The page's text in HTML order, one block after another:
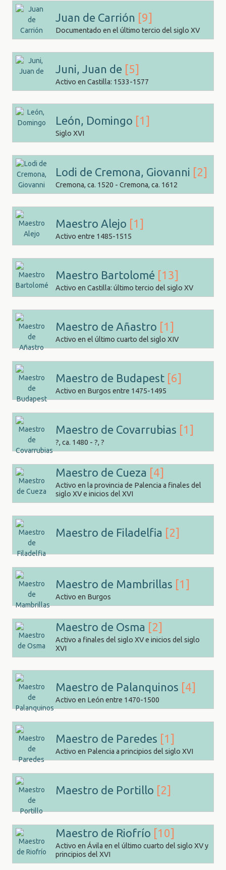
Juan de Carrión [9]
Documentado en el último tercio del siglo XV
Juni, Juan de [5]
Activo en Castilla: 1533-1577
León, Domingo [1]
Siglo XVI
Lodi de Cremona, Giovanni [2]
Cremona, ca. 1520 - Cremona, ca. 1612
Maestro Alejo [1]
Activo entre 1485-1515
Maestro Bartolomé [13]
Activo en Castilla: último tercio del siglo XV
Maestro de Añastro [1]
Activo en el último cuarto del siglo XIV
Maestro de Budapest [6]
Activo en Burgos entre 1475-1495
Maestro de Covarrubias [1]
?, ca. 1480 - ?, ?
Maestro de Cueza [4]
Activo en la provincia de Palencia a finales del
siglo XV e inicios del XVI
Maestro de Filadelfia [2]
Maestro de Mambrillas [1]
Activo en Burgos
Maestro de Osma [2]
Activo a finales del siglo XV e inicios del siglo
XVI
Maestro de Palanquinos [4]
Activo en León entre 1470-1500
Maestro de Paredes [1]
Activo en Palencia a principios del siglo XVI
Maestro de Portillo [2]
Maestro de Riofrío [10]
Activo en Ávila en el último cuarto del siglo XV y
principios del XVI